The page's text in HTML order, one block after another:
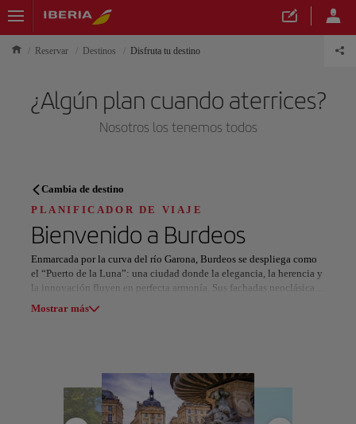
Reservar Destinos Disfruta tu destino
¿Algún plan cuando aterrices?
Nosotros los tenemos todos
PLANIFICADOR DE VIAJE
Descubre tu próximo destino
Nuestros destinos
Cambia de destino
PLANIFICADOR DE VIAJE
Bienvenido a Burdeos
Enmarcada por la curva del río Garona, Burdeos se despliega como
el “Puerto de la Luna”: una ciudad donde la elegancia, la herencia y
la innovación fluyen en perfecta armonía. Sus fachadas neoclásicas
y su luz dorada han inspirado siglos de arte y refinamiento.
Cité du Vin, un homenaje inmersivo a la cultura y el arte del vino.
Al caer la tarde, Burdeos vibra con energía: cenas junto al río, jazz
en los bares de Chartrons y el aroma de los viñedos flotando en el
Mostrar más